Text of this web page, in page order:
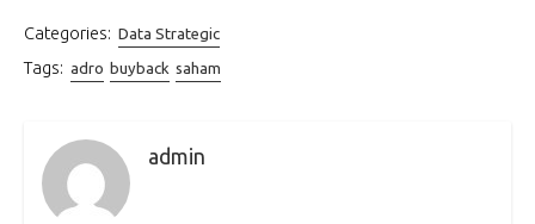
Categories: Data Strategic
Tags: adro buyback saham
admin